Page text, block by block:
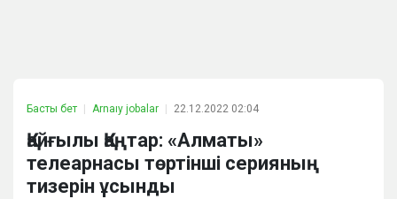
Басты бет Arnaıy jobalar 22.12.2022 02:04
Қайғылы Қаңтар: «Алматы»
телеарнасы төртінші серияның
тизерін ұсынды